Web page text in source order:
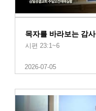
목자를 바라보는 감사
시편 23:1~6
2026-07-05